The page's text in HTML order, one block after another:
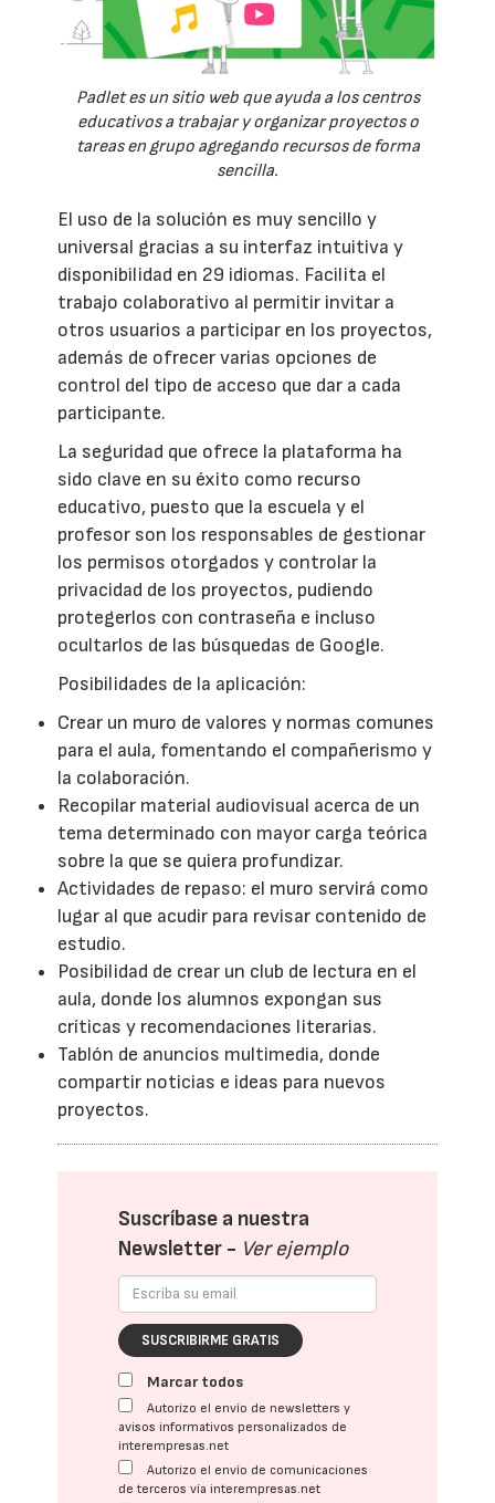
Padlet es un sitio web que ayuda a los centros
educativos a trabajar y organizar proyectos o
tareas en grupo agregando recursos de forma
sencilla.
El uso de la solución es muy sencillo y
universal gracias a su interfaz intuitiva y
disponibilidad en 29 idiomas. Facilita el
trabajo colaborativo al permitir invitar a
otros usuarios a participar en los proyectos,
además de ofrecer varias opciones de
control del tipo de acceso que dar a cada
participante.
La seguridad que ofrece la plataforma ha
sido clave en su éxito como recurso
educativo, puesto que la escuela y el
profesor son los responsables de gestionar
los permisos otorgados y controlar la
privacidad de los proyectos, pudiendo
protegerlos con contraseña e incluso
ocultarlos de las búsquedas de Google.
Posibilidades de la aplicación:
Crear un muro de valores y normas comunes
para el aula, fomentando el compañerismo y
la colaboración.
Recopilar material audiovisual acerca de un
tema determinado con mayor carga teórica
sobre la que se quiera profundizar.
Actividades de repaso: el muro servirá como
lugar al que acudir para revisar contenido de
estudio.
Posibilidad de crear un club de lectura en el
aula, donde los alumnos expongan sus
críticas y recomendaciones literarias.
Tablón de anuncios multimedia, donde
compartir noticias e ideas para nuevos
proyectos.
Suscríbase a nuestra
Newsletter - Ver ejemplo
SUSCRIBIRME GRATIS
Marcar todos
Autorizo el envío de newsletters y
avisos informativos personalizados de
interempresas.net
Autorizo el envío de comunicaciones
de terceros vía interempresas.net